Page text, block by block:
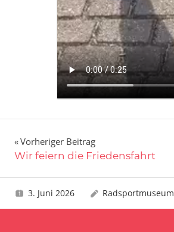
Beitragsnavigation
Vorheriger Beitrag
Wir feiern die Friedensfahrt
3. Juni 2026 Radsportmuseum